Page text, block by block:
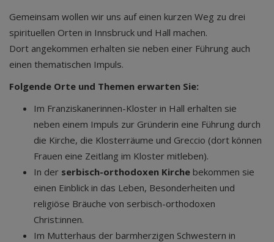
Gemeinsam wollen wir uns auf einen kurzen Weg zu drei
spirituellen Orten in Innsbruck und Hall machen.
Dort angekommen erhalten sie neben einer Führung auch
einen thematischen Impuls.
Folgende Orte und Themen erwarten Sie:
Im Franziskanerinnen-Kloster in Hall erhalten sie
neben einem Impuls zur Gründerin eine Führung durch
die Kirche, die Klosterräume und Greccio (dort können
Frauen eine Zeitlang im Kloster mitleben).
In der serbisch-orthodoxen Kirche bekommen sie
einen Einblick in das Leben, Besonderheiten und
religiöse Bräuche von serbisch-orthodoxen
Christ:innen.
Im Mutterhaus der barmherzigen Schwestern in